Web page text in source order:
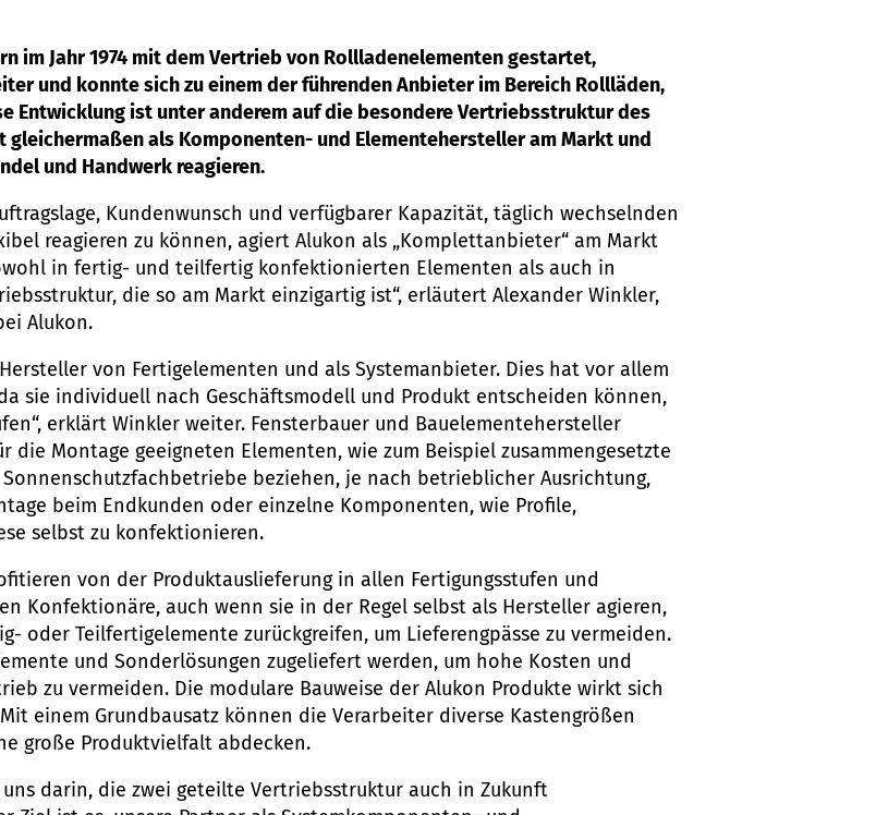
im Jahr 1974 mit dem Vertrieb von Rollladenelementen gestartet,
und konnte sich zu einem der führenden Anbieter im Bereich Rollläden,
Entwicklung ist unter anderem auf die besondere Vertriebsstruktur des
gleichermaßen als Komponenten- und Elementehersteller am Markt und
und Handwerk reagieren.
Kundenwunsch und verfügbarer Kapazität, täglich wechselnden
reagieren zu können, agiert Alukon als „Komplettanbieter“ am Markt
in fertig- und teilfertig konfektionierten Elementen als auch in
die so am Markt einzigartig ist“, erläutert Alexander Winkler,
Alukon.
von Fertigelementen und als Systemanbieter. Dies hat vor allem
sie individuell nach Geschäftsmodell und Produkt entscheiden können,
erklärt Winkler weiter. Fensterbauer und Bauelementehersteller
Montage geeigneten Elementen, wie zum Beispiel zusammengesetzte
beziehen, je nach betrieblicher Ausrichtung,
beim Endkunden oder einzelne Komponenten, wie Profile,
selbst zu konfektionieren.
von der Produktauslieferung in allen Fertigungsstufen und
Konfektionäre, auch wenn sie in der Regel selbst als Hersteller agieren,
oder Teilfertigelemente zurückgreifen, um Lieferengpässe zu vermeiden.
und Sonderlösungen zugeliefert werden, um hohe Kosten und
zu vermeiden. Die modulare Bauweise der Alukon Produkte wirkt sich
einem Grundbausatz können die Verarbeiter diverse Kastengrößen
große Produktvielfalt abdecken.
darin, die zwei geteilte Vertriebsstruktur auch in Zukunft